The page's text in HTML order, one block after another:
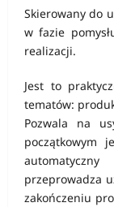
Skierowany do
w fazie
realizacji.
Jest to
tematów:
Pozwala na
początkowym
przeprowadza
zakończeniu